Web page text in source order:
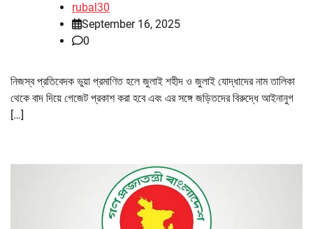
rubal30
September 16, 2025
0
নিজস্ব প্রতিবেদক ভুয়া প্রমাণিত হলে জুলাই শহীদ ও জুলাই যোদ্ধাদের নাম তালিকা
থেকে বাদ দিয়ে গেজেট প্রকাশ করা হবে এবং এর সঙ্গে জড়িতদের বিরুদ্ধে আইনানুগ
[…]